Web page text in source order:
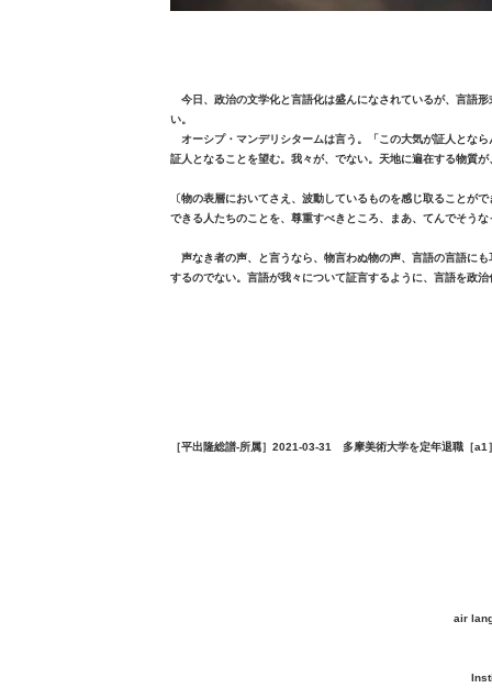
今日、政治の文学化と言語化は盛んになされているが、言語
い。
オーシプ・マンデリシタームは言う。「この大気が証人とな
証人となることを望む。我々が、でない。天地に遍在する物質
〔物の表層においてさえ、波動しているものを感じ取ることが
できる人たちのことを、尊重すべきところ、まあ、てんでそう
声なき者の声、と言うなら、物言わぬ物の声、言語の言語に
するのでない。言語が我々について証言するように、言語を政
［平出隆総譜-所属］2021-03-31 多摩美術大学を定年退職［a1
air